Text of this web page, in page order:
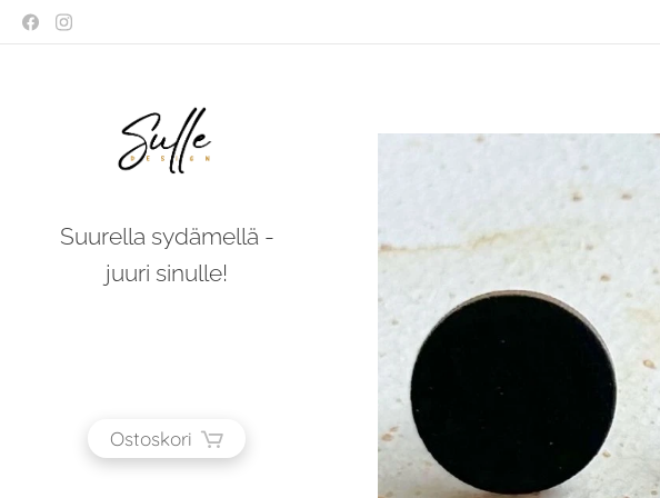
Suurella sydämellä -
juuri sinulle!
Ostoskori